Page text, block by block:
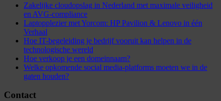
Zakelijke cloudopslag in Nederland met maximale veiligheid
en AVG-compliance
Laptopplezier met Yorcom: HP Pavilion & Lenovo in één
Verhaal
Hoe IT-begeleiding je bedrijf vooruit kan helpen in de
technologische wereld
Hoe verkoop je een domeinnaam?
Welke opkomende social media-platforms moeten we in de
gaten houden?
Contact